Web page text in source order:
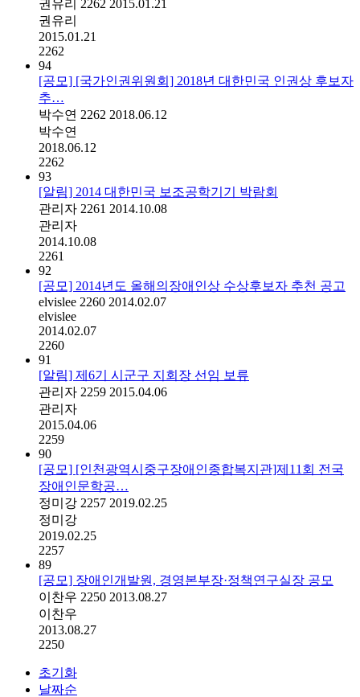
권유리 2262 2015.01.21
권유리
2015.01.21
2262
94
[공모] [국가인권위원회] 2018년 대한민국 인권상 후보자
추…
박수연 2262 2018.06.12
박수연
2018.06.12
2262
93
[알림] 2014 대한민국 보조공학기기 박람회
관리자 2261 2014.10.08
관리자
2014.10.08
2261
92
[공모] 2014년도 올해의장애인상 수상후보자 추천 공고
elvislee 2260 2014.02.07
elvislee
2014.02.07
2260
91
[알림] 제6기 시군구 지회장 선임 보류
관리자 2259 2015.04.06
관리자
2015.04.06
2259
90
[공모] [인천광역시중구장애인종합복지관]제11회 전국
장애인문학공…
정미강 2257 2019.02.25
정미강
2019.02.25
2257
89
[공모] 장애인개발원, 경영본부장·정책연구실장 공모
이찬우 2250 2013.08.27
이찬우
2013.08.27
2250
초기화
날짜순